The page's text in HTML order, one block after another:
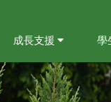
成長支援 學